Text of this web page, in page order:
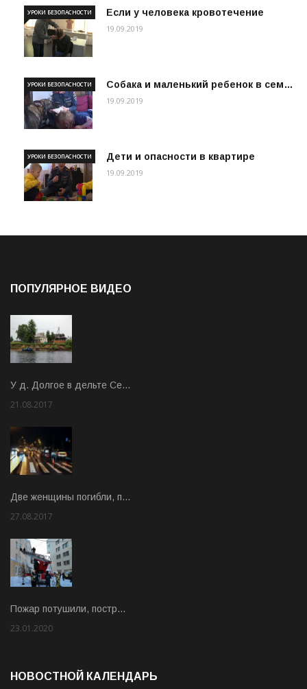
Если у человека кровотечение
УРОКИ БЕЗОПАСНОСТИ
19.09.2019
Собака и маленький ребенок в сем…
УРОКИ БЕЗОПАСНОСТИ
19.09.2019
Дети и опасности в квартире
УРОКИ БЕЗОПАСНОСТИ
19.09.2019
ПОПУЛЯРНОЕ ВИДЕО
У д. Долгое в дельте Се…
21.08.2017
Две женщины погибли, п…
27.08.2017
Пожар потушили, постр…
23.01.2020
НОВОСТНОЙ КАЛЕНДАРЬ